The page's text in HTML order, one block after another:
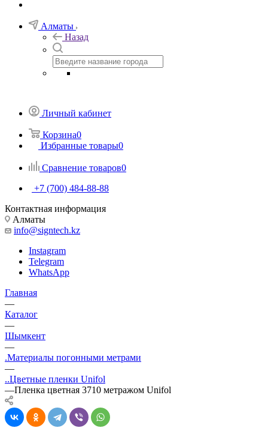
Алматы
Назад
Личный кабинет
Корзина0
Избранные товары0
Сравнение товаров0
+7 (700) 484-88-88
Контактная информация
Алматы
info@signtech.kz
Instagram
Telegram
WhatsApp
Главная
—
Каталог
—
Шымкент
—
.Материалы погонными метрами
—
..Цветные пленки Unifol
—Пленка цветная 3710 метражом Unifol